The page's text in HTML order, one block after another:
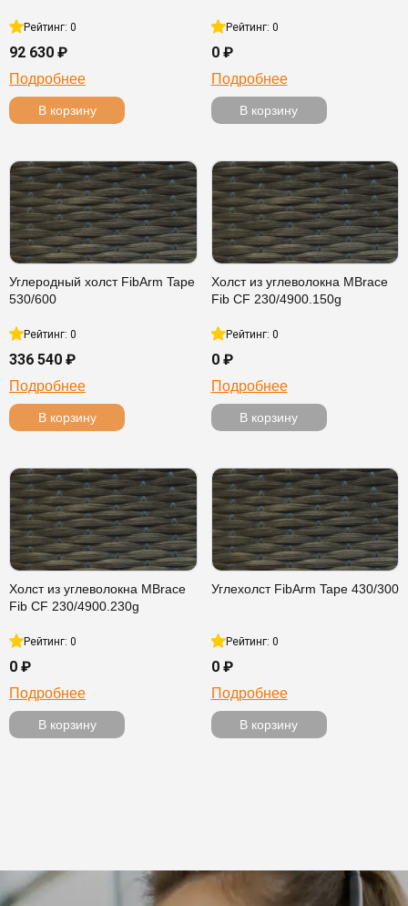
Рейтинг: 0
92 630 ₽
Подробнее
В корзину
Рейтинг: 0
0 ₽
Подробнее
В корзину
Углеродный холст FibArm Tape
530/600
Рейтинг: 0
336 540 ₽
Подробнее
В корзину
Холст из углеволокна MBrace
Fib CF 230/4900.150g
Рейтинг: 0
0 ₽
Подробнее
В корзину
Холст из углеволокна MBrace
Fib CF 230/4900.230g
Рейтинг: 0
0 ₽
Подробнее
В корзину
Углехолст FibArm Tape 430/300
Рейтинг: 0
0 ₽
Подробнее
В корзину